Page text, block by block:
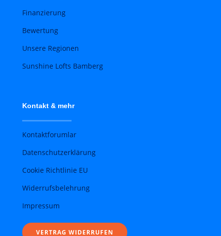
Finanzierung
Bewertung
Unsere Regionen
Sunshine Lofts Bamberg
Kontakt & mehr
Kontaktforumlar
Datenschutzerklärung
Cookie Richtlinie EU
Widerrufsbelehrung
Impressum
VERTRAG WIDERRUFEN